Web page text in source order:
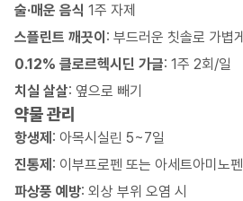
술·매운 음식 1주 자제
스플린트 깨끗이 : 부드러운 칫솔로 가볍게
0.12% 클로르헥시딘 가글: 1주 2회/일
치실 살살: 옆으로 빼기
약물 관리
항생제 : 아목시실린 5~7일
진통제 : 이부프로펜 또는 아세트아미노펜
파상풍 예방: 외상 부위 오염 시